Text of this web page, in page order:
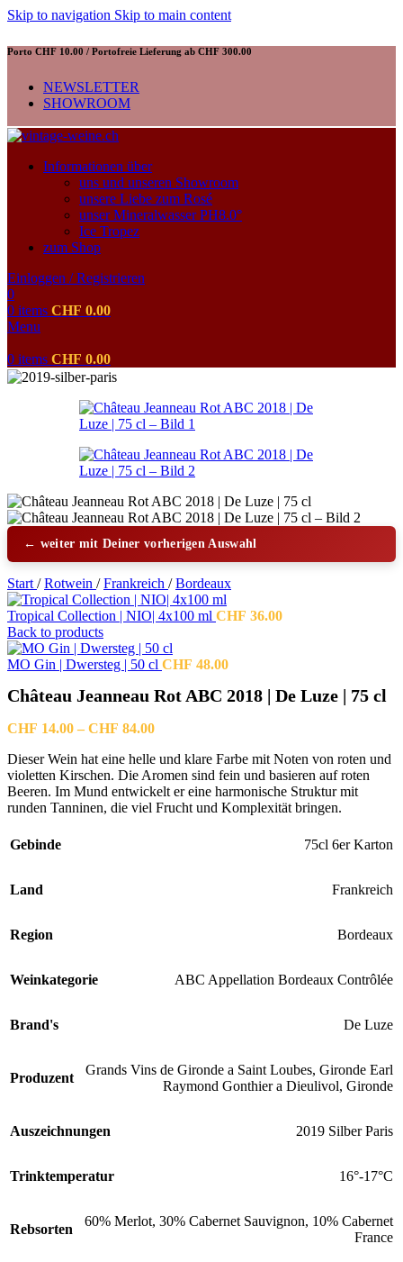
Skip to navigation Skip to main content
Porto CHF 10.00 / Portofreie Lieferung ab CHF 300.00
NEWSLETTER
SHOWROOM
Informationen über
uns und unseren Showroom
unsere Liebe zum Rosé
unser Mineralwasser PH8.0°
Ice Tropez
zum Shop
Einloggen / Registrieren
0
0 items CHF 0.00
Menu
0 items CHF 0.00
← weiter mit Deiner vorherigen Auswahl
Start / Rotwein / Frankreich / Bordeaux
Tropical Collection | NIO| 4x100 ml CHF 36.00
Back to products
MO Gin | Dwersteg | 50 cl CHF 48.00
Château Jeanneau Rot ABC 2018 | De Luze | 75 cl
CHF 14.00 – CHF 84.00Preisspanne:
bis
CHF 84.00
Dieser Wein hat eine helle und klare Farbe mit Noten von roten und
violetten Kirschen. Die Aromen sind fein und basieren auf roten
Beeren. Im Mund entwickelt er eine harmonische Struktur mit
runden Tanninen, die viel Frucht und Komplexität bringen.
Gebinde 75cl 6er Karton
Land Frankreich
Region Bordeaux
Weinkategorie ABC Appellation Bordeaux Contrôlée
Brand's De Luze
Produzent
Grands Vins de Gironde a Saint Loubes, Gironde Earl
Raymond Gonthier a Dieulivol, Gironde
Auszeichnungen 2019 Silber Paris
Trinktemperatur 16°-17°C
Rebsorten
60% Merlot, 30% Cabernet Sauvignon, 10% Cabernet
France